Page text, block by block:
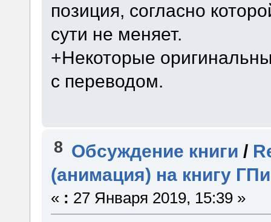
позиция, согласно
сути не меняет.
+Некоторые
с переводом.
8 Обсуждение книги /
(анимация) на книгу
« : 27 Января 2019, 15:39 »